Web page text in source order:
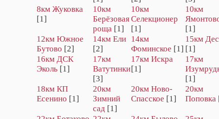
8км Жуковка
[1]
10км
Берёзовая
роща [1]
10км
Селекционер
[1]
10км
[1]
12км Южное
Бутово [2]
14км Ели
[2]
14км
Фоминское [1]
15км
[1]
16км ДСК
Эколь [1]
17км
Ватутинки
[3]
17км Искра
[1]
17км
[1]
18км КП
Есенино [1]
20км
Зимний
сад [1]
20км Hовo-
Спасское [1]
20км
Поповка